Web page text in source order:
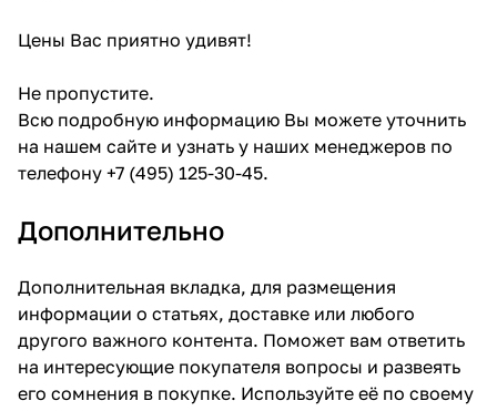
Цены Вас приятно удивят!
Не пропустите.
Всю подробную информацию Вы можете уточнить
на нашем сайте и узнать у наших менеджеров по
телефону +7 (495) 125-30-45.
Дополнительно
Дополнительная вкладка, для размещения
информации о статьях, доставке или любого
другого важного контента. Поможет вам ответить
на интересующие покупателя вопросы и развеять
его сомнения в покупке. Используйте её по своему